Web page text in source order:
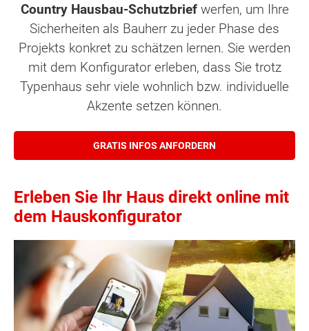
Country Hausbau-Schutzbriefwerfen, um Ihre
Sicherheiten als Bauherr zu jeder Phase des
Projekts konkret zu schätzen lernen. Sie werden
mit dem Konfigurator erleben, dass Sie trotz
Typenhaus sehr viele wohnlich bzw. individuelle
Akzente setzen können.
GRATIS INFOS ANFORDERN
Erleben Sie Ihr Haus direkt online mit
dem Hauskonfigurator